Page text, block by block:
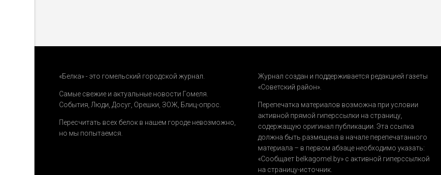
«Белка» - это гомельский городской журнал.
Самые свежие и актуальные новости Гомеля.
События Люди Досуг Орешки ЗОЖ Блиц-опрос
Пересчитать всех белок в нашем городе невозможно,
но мы попытаемся.
Журнал создан и поддерживается редакцией газеты
«Советский район».
Перепечатка материалов возможна при условии
активной прямой гиперссылки на страницу,
содержащую оригинал публикации. Эта ссылка
должна быть размещена в начале перепечатанного
материала – в первом абзаце необходимо указать:
«Сообщает belkagomel.by»с активной гиперссылкой
на страницу-источник.